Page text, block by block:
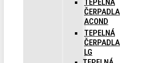
TEPELNÁ
ČERPADLA
ACOND
TEPELNÁ
ČERPADLA
LG